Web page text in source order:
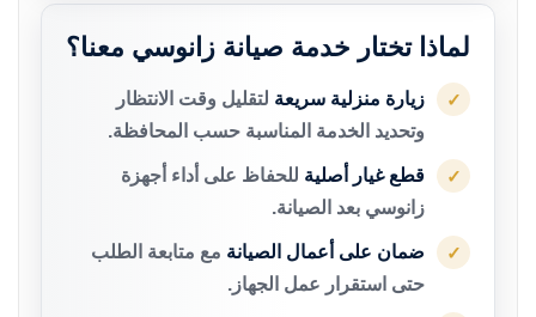
لماذا تختار خدمة صيانة زانوسي معنا؟
✓ زيارة منزلية سريعة لتقليل وقت الانتظار
وتحديد الخدمة المناسبة حسب المحافظة.
✓ قطع غيار أصلية للحفاظ على أداء أجهزة
زانوسي بعد الصيانة.
✓ ضمان على أعمال الصيانة مع متابعة الطلب
حتى استقرار عمل الجهاز.